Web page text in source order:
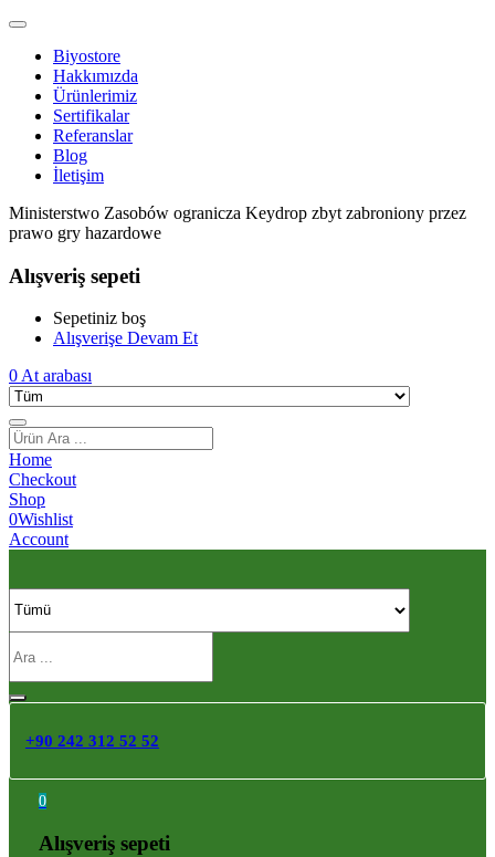
Biyostore
Hakkımızda
Ürünlerimiz
Sertifikalar
Referanslar
Blog
İletişim
Ministerstwo Zasobów ogranicza Keydrop zbyt zabroniony przez
prawo gry hazardowe
Alışveriş sepeti
Sepetiniz boş
Alışverişe Devam Et
0At arabası
Home
Checkout
Shop
0Wishlist
Account
+90 242 312 52 52
0
Alışveriş sepeti